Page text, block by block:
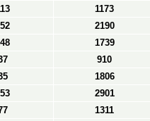
1173
2190
1739
910
1806
2901
1311